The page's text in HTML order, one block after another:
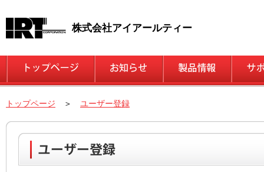
株式会社アイアールティー
トップページ ＞ ユーザー登録